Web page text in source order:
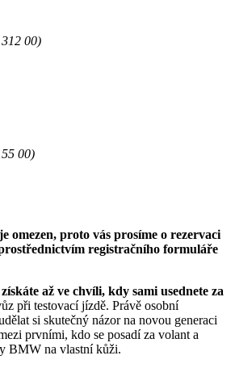
00)
00)
omezen, proto vás prosíme o rezervaci
registračního formuláře
až ve chvíli, kdy sami usednete za
při testovací jízdě. Právě osobní
si skutečný názor na novou generaci
prvními, kdo se posadí za volant a
BMW na vlastní kůži.